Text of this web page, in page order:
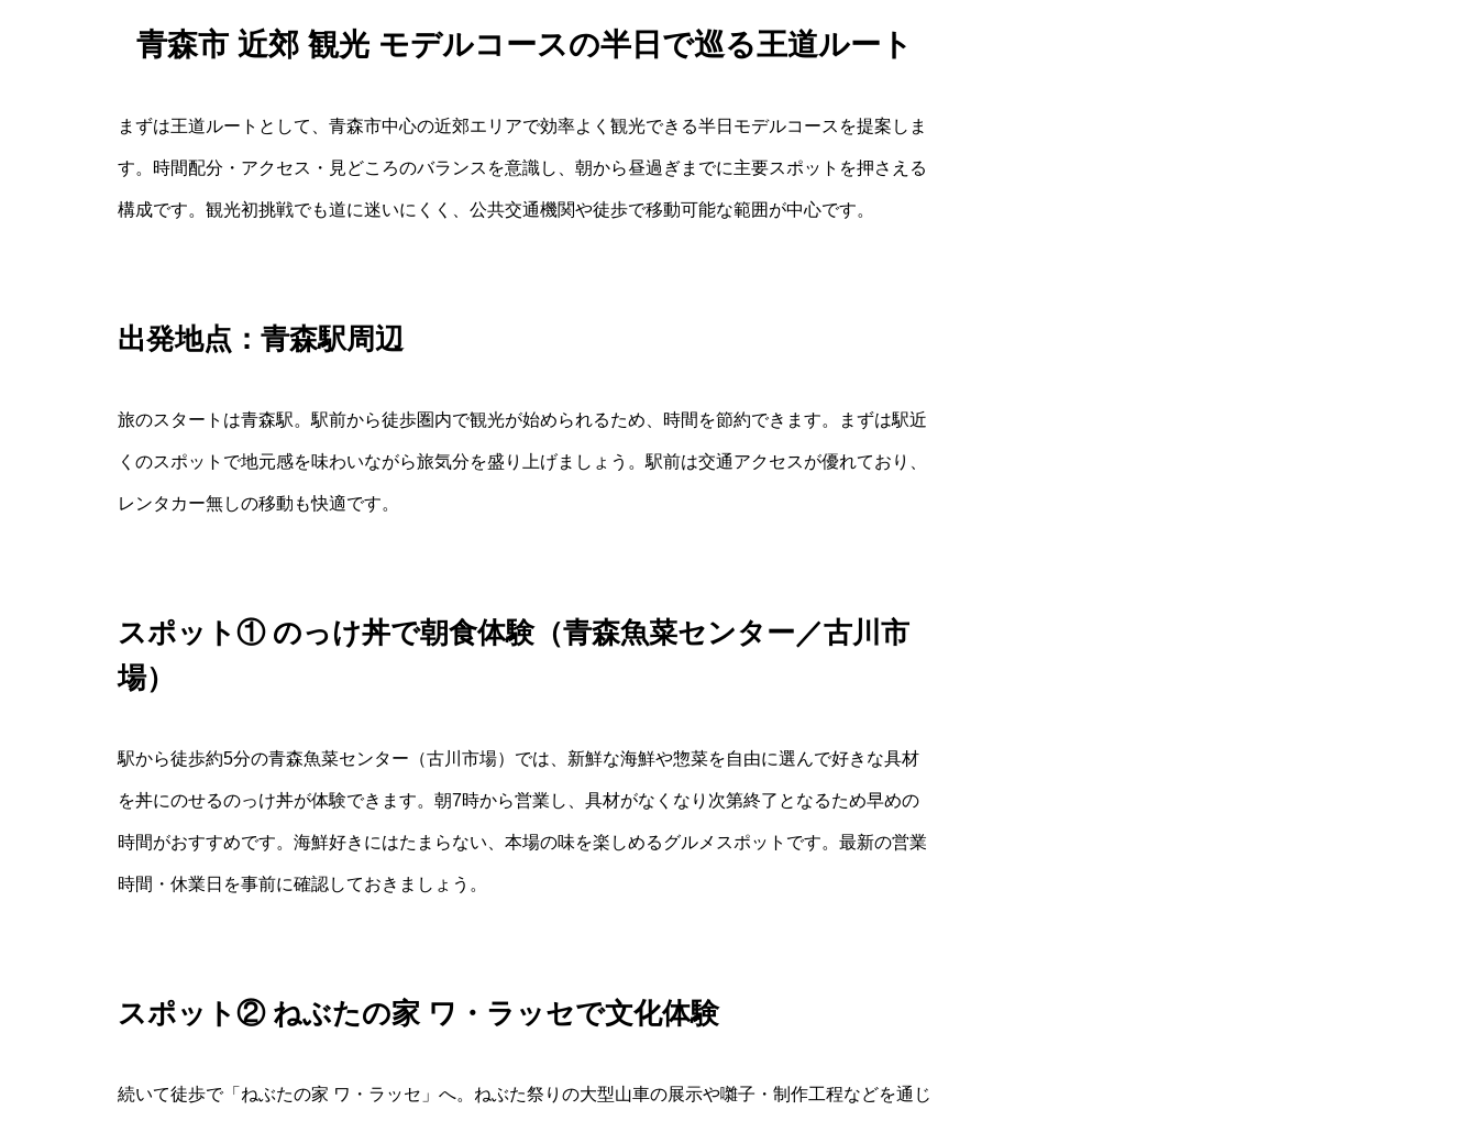
青森市 近郊 観光 モデルコースの半日で巡る王道ルート
まずは王道ルートとして、青森市中心の近郊エリアで効率よく観光できる半日モデルコースを提案しま
す。時間配分・アクセス・見どころのバランスを意識し、朝から昼過ぎまでに主要スポットを押さえる
構成です。観光初挑戦でも道に迷いにくく、公共交通機関や徒歩で移動可能な範囲が中心です。
出発地点：青森駅周辺
旅のスタートは青森駅。駅前から徒歩圏内で観光が始められるため、時間を節約できます。まずは駅近
くのスポットで地元感を味わいながら旅気分を盛り上げましょう。駅前は交通アクセスが優れており、
レンタカー無しの移動も快適です。
スポット① のっけ丼で朝食体験（青森魚菜センター／古川市
場）
駅から徒歩約5分の青森魚菜センター（古川市場）では、新鮮な海鮮や惣菜を自由に選んで好きな具材
を丼にのせるのっけ丼が体験できます。朝7時から営業し、具材がなくなり次第終了となるため早めの
時間がおすすめです。海鮮好きにはたまらない、本場の味を楽しめるグルメスポットです。最新の営業
時間・休業日を事前に確認しておきましょう。
スポット② ねぶたの家 ワ・ラッセで文化体験
続いて徒歩で「ねぶたの家 ワ・ラッセ」へ。ねぶた祭りの大型山車の展示や囃子・制作工程などを通じ